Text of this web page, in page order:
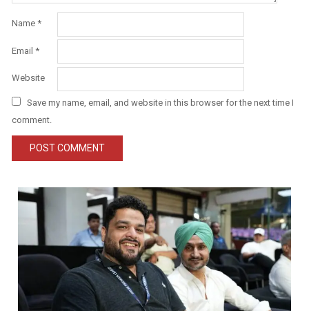
Name *
Email *
Website
Save my name, email, and website in this browser for the next time I
comment.